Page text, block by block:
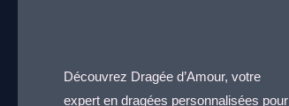
Découvrez Dragée d’Amour, votre
expert en dragées personnalisées pour